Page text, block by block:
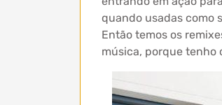
quando usadas como
Então temos os
música, porque tenho